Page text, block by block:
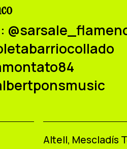
Altell, Mescladís